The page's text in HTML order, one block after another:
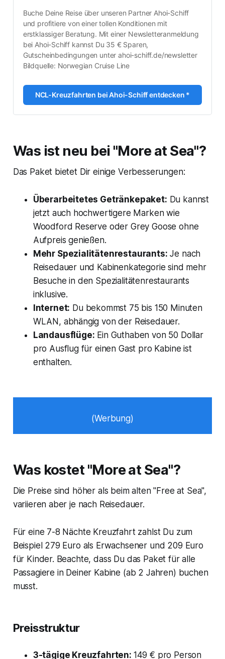
Buche Deine Reise über unseren Partner Ahoi-Schiff
und profitiere von einer tollen Konditionen mit
erstklassiger Beratung. Mit einer Newsletteranmeldung
bei Ahoi-Schiff kannst Du 35 € Sparen,
Gutscheinbedingungen unter ahoi-schiff.de/newsletter
Bildquelle: Norwegian Cruise Line
NCL-Kreuzfahrten bei Ahoi-Schiff entdecken *
Was ist neu bei "More at Sea"?
Das Paket bietet Dir einige Verbesserungen:
Überarbeitetes Getränkepaket: Du kannst
jetzt auch hochwertigere Marken wie
Woodford Reserve oder Grey Goose ohne
Aufpreis genießen.
Mehr Spezialitätenrestaurants: Je nach
Reisedauer und Kabinenkategorie sind mehr
Besuche in den Spezialitätenrestaurants
inklusive.
Internet: Du bekommst 75 bis 150 Minuten
WLAN, abhängig von der Reisedauer.
Landausflüge: Ein Guthaben von 50 Dollar
pro Ausflug für einen Gast pro Kabine ist
enthalten.
(Werbung)
Was kostet "More at Sea"?
Die Preise sind höher als beim alten "Free at Sea",
variieren aber je nach Reisedauer.
Für eine 7-8 Nächte Kreuzfahrt zahlst Du zum
Beispiel 279 Euro als Erwachsener und 209 Euro
für Kinder. Beachte, dass Du das Paket für alle
Passagiere in Deiner Kabine (ab 2 Jahren) buchen
musst.
Preisstruktur
3-tägige Kreuzfahrten: 149 € pro Person